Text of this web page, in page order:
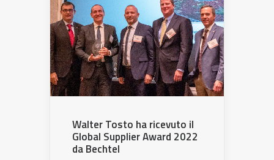
Walter Tosto ha ricevuto il
Global Supplier Award 2022
da Bechtel